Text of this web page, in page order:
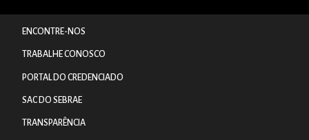
ENCONTRE-NOS
TRABALHE CONOSCO
PORTAL DO CREDENCIADO
SAC DO SEBRAE
TRANSPARÊNCIA